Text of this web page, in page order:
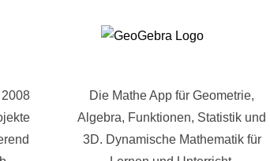
Die Mathe App für Geometrie,
Algebra, Funktionen, Statistik und
3D. Dynamische Mathematik für